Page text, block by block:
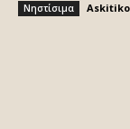
Νηστίσιμα